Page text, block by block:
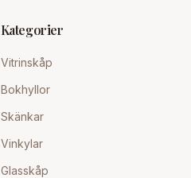
Kategorier
Vitrinskåp
Bokhyllor
Skänkar
Vinkylar
Glasskåp